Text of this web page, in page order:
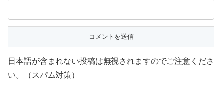
日本語が含まれない投稿は無視されますのでご注意くださ
い。（スパム対策）